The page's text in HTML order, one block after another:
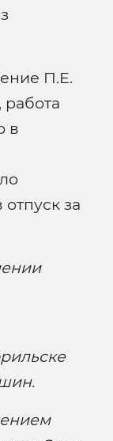
П.Е.
в
за